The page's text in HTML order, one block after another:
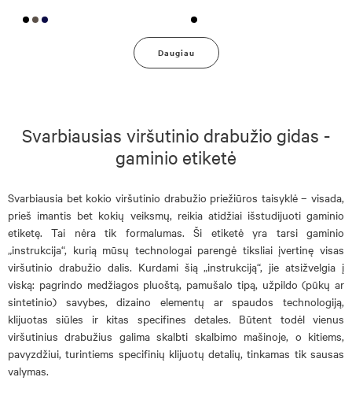
Daugiau
Svarbiausias viršutinio drabužio gidas -
gaminio etiketė
Svarbiausia bet kokio viršutinio drabužio priežiūros taisyklė – visada,
prieš imantis bet kokių veiksmų, reikia atidžiai išstudijuoti gaminio
etiketę. Tai nėra tik formalumas. Ši etiketė yra tarsi gaminio
„instrukcija“, kurią mūsų technologai parengė tiksliai įvertinę visas
viršutinio drabužio dalis. Kurdami šią „instrukciją“, jie atsižvelgia į
viską: pagrindo medžiagos pluoštą, pamušalo tipą, užpildo (pūkų ar
sintetinio) savybes, dizaino elementų ar spaudos technologiją,
klijuotas siūles ir kitas specifines detales. Būtent todėl vienus
viršutinius drabužius galima skalbti skalbimo mašinoje, o kitiems,
pavyzdžiui, turintiems specifinių klijuotų detalių, tinkamas tik sausas
valymas.